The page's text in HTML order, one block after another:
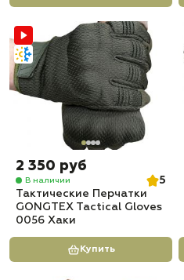
2 350 руб
В наличии
5
Тактические Перчатки
GONGTEX Tactical Gloves
0056 Хаки
Купить